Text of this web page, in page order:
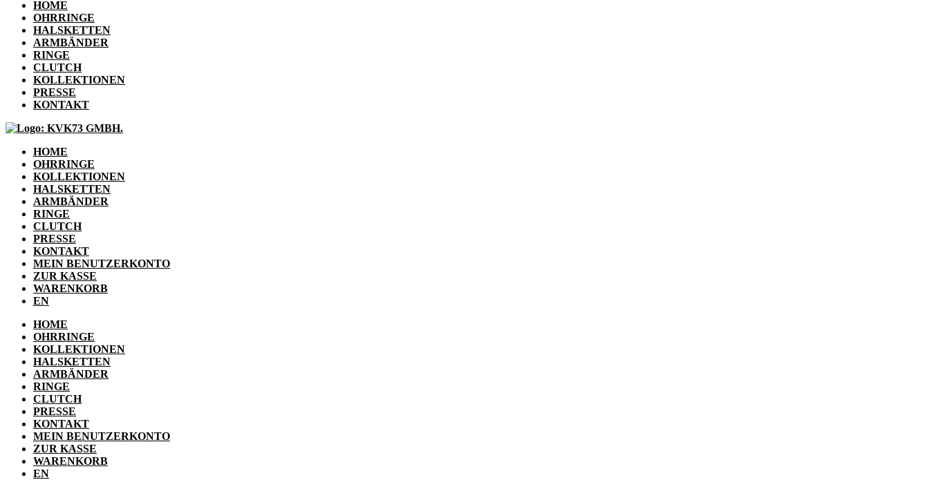
HOME
OHRRINGE
HALSKETTEN
ARMBÄNDER
RINGE
CLUTCH
KOLLEKTIONEN
PRESSE
KONTAKT
HOME
OHRRINGE
KOLLEKTIONEN
HALSKETTEN
ARMBÄNDER
RINGE
CLUTCH
PRESSE
KONTAKT
MEIN BENUTZERKONTO
ZUR KASSE
WARENKORB
EN
HOME
OHRRINGE
KOLLEKTIONEN
HALSKETTEN
ARMBÄNDER
RINGE
CLUTCH
PRESSE
KONTAKT
MEIN BENUTZERKONTO
ZUR KASSE
WARENKORB
EN